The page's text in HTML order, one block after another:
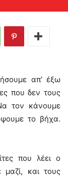
απ’ έξω
που δεν τους
τον κάνουμε
το βήχα.
που λέει ο
και τους